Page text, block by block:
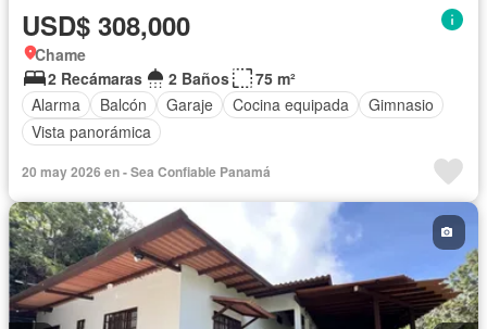
USD$ 308,000
Chame
2 Recámaras
2 Baños
75 m²
Alarma
Balcón Garaje Cocina equipada
Gimnasio
Vista panorámica
20 may 2026 en - Sea Confiable Panamá